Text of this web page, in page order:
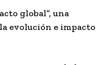
global”, una
evolución e impacto